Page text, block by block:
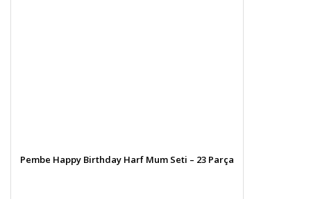
Pembe Happy Birthday Harf Mum Seti – 23 Parça